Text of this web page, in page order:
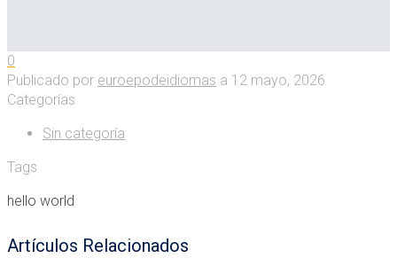
0
Publicado por euroepodeidiomas a 12 mayo, 2026
Categorías
Sin categoría
Tags
hello world
Artículos Relacionados